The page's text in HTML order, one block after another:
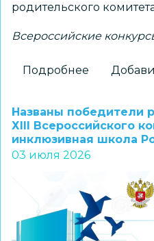
родительского
Всероссийские
Подробнее
вошла
в
число
конкурса
инициатив
Названы победители
ХIII Всероссийского
инклюзивная школа
03 июля 2026